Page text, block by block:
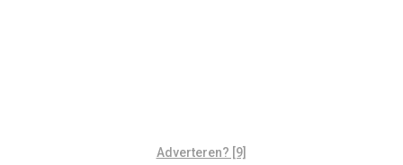
Adverteren? [9]